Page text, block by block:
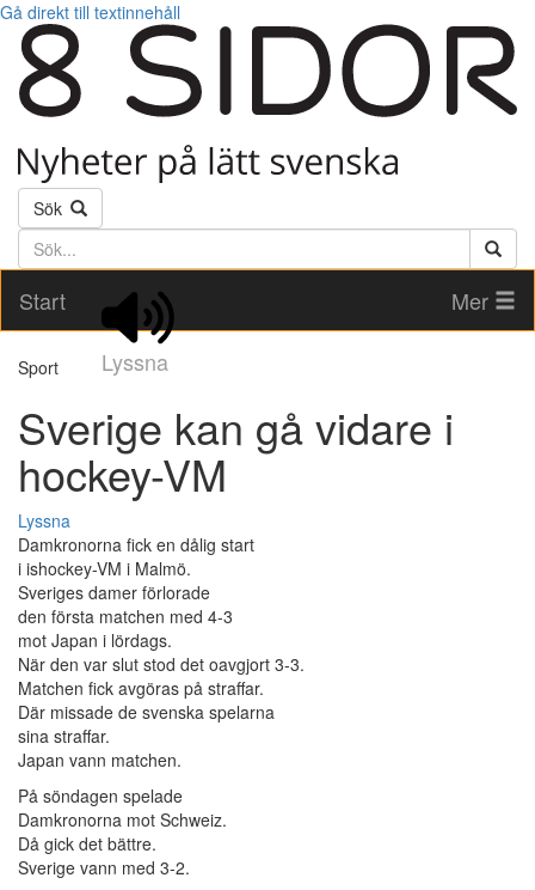
Gå direkt till textinnehåll
Sök
Söktext
Start
Lyssna
Mer
Sport
Sverige kan gå vidare i
hockey-VM
Lyssna
Damkronorna fick en dålig start
i ishockey-VM i Malmö.
Sveriges damer förlorade
den första matchen med 4-3
mot Japan i lördags.
När den var slut stod det oavgjort 3-3.
Matchen fick avgöras på straffar.
Där missade de svenska spelarna
sina straffar.
Japan vann matchen.
På söndagen spelade
Damkronorna mot Schweiz.
Då gick det bättre.
Sverige vann med 3-2.